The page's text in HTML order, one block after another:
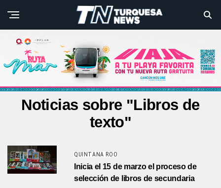
Noticias sobre "Libros de
texto"
QUINTANA ROO
Inicia el 15 de marzo el proceso de
selección de libros de secundaria